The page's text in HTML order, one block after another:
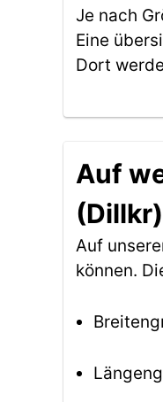
Je nach
Eine
Dort
Auf
Auf
können.